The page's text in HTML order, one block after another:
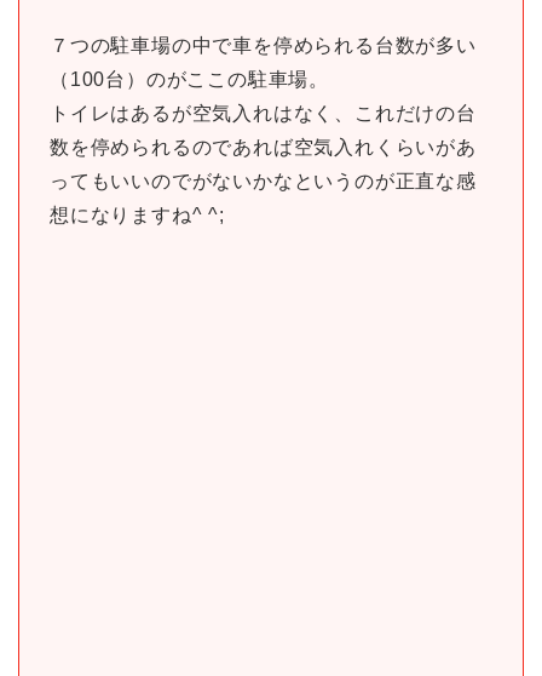
７つの駐車場の中で車を停められる台数が多い
（100台）のがここの駐車場。
トイレはあるが空気入れはなく、これだけの台
数を停められるのであれば空気入れくらいがあ
ってもいいのでがないかなというのが正直な感
想になりますね^ ^;